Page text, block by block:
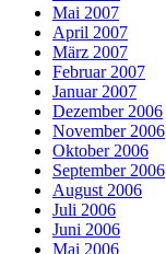
Mai 2007
April 2007
März 2007
Februar 2007
Januar 2007
Dezember 2006
November 2006
Oktober 2006
September 2006
August 2006
Juli 2006
Juni 2006
Mai 2006